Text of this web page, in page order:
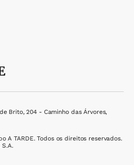
Brito, 204 - Caminho das Árvores,
A TARDE. Todos os direitos reservados.
S.A.